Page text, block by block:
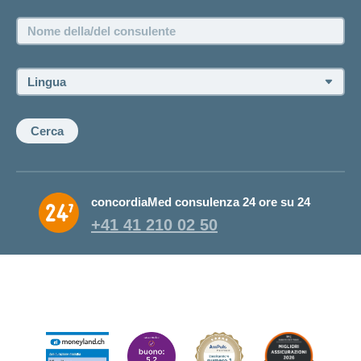
Nome
della/del
Lingua:
Cerca
concordiaMed consulenza 24 ore su 24
+41 41 210 02 50